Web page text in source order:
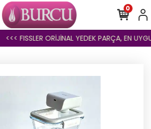
<<< FISSLER ORİJİNAL YEDEK PARÇA, EN
0